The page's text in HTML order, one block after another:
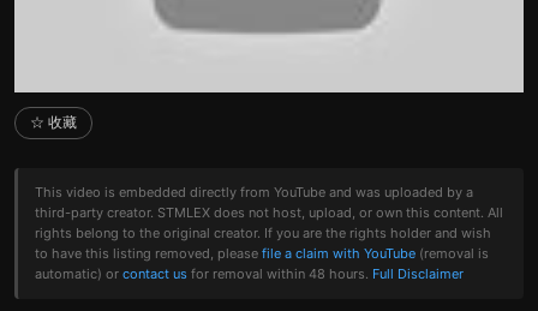
☆ 收藏
This video is embedded directly from YouTube and was uploaded by a
third-party creator. STMLEX does not host, upload, or own this content. All
rights belong to the original creator. If you are the rights holder and wish
to have this listing removed, please file a claim with YouTube (removal is
automatic) or contact us for removal within 48 hours. Full Disclaimer